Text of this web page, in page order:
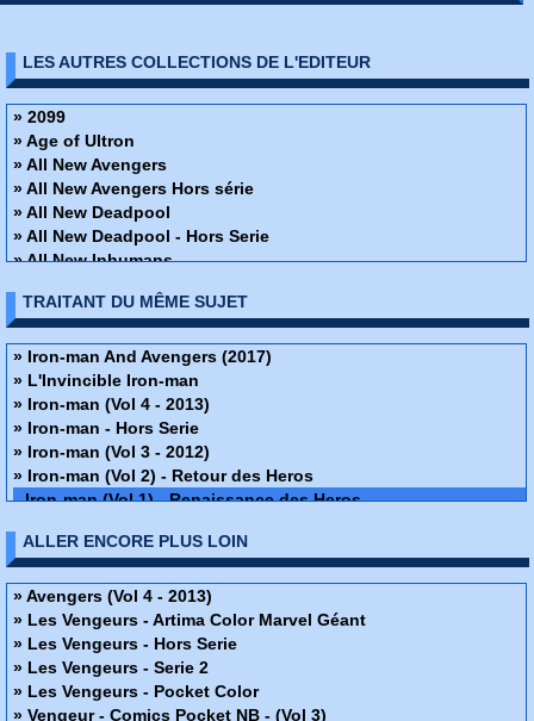
LES AUTRES COLLECTIONS DE L'EDITEUR
» 2099
» Age of Ultron
» All New Avengers
» All New Avengers Hors série
» All New Deadpool
» All New Deadpool - Hors Serie
» All New Inhumans
» All New Iron-man And Avengers - Hors Serie
» All New Les gardiens de la galaxie
» All New Les gardiens de la galaxie - Hors séries
» All New Spider-man
» All New Spider-man - Hors Série
» All New Wolverine and X-Men
» All New X-Men
» All New X-Men - Hors Série
» All-Star Batman
» Ant-man
» Ant-man - Hors Serie
» Astonishing X-men
» Avengers - Hors Serie (Vol 1)
» Avengers - Hors Serie (Vol 2)
» Avengers - X Sanction
» Avengers (Vol 1 - 1997)
» Avengers (Vol 2 - 2012)
TRAITANT DU MÊME SUJET
» Iron-man And Avengers (2017)
» L'Invincible Iron-man
» Iron-man (Vol 4 - 2013)
» Iron-man - Hors Serie
» Iron-man (Vol 3 - 2012)
» Iron-man (Vol 2) - Retour des Heros
Iron-man (Vol 1) - Renaissance des Heros
ALLER ENCORE PLUS LOIN
» Avengers (Vol 4 - 2013)
» Les Vengeurs - Artima Color Marvel Géant
» Les Vengeurs - Hors Serie
» Les Vengeurs - Serie 2
» Les Vengeurs - Pocket Color
» Vengeur - Comics Pocket NB - (Vol 3)